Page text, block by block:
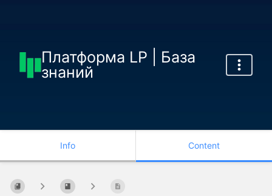
Платформа LP | База
знаний
Info Content